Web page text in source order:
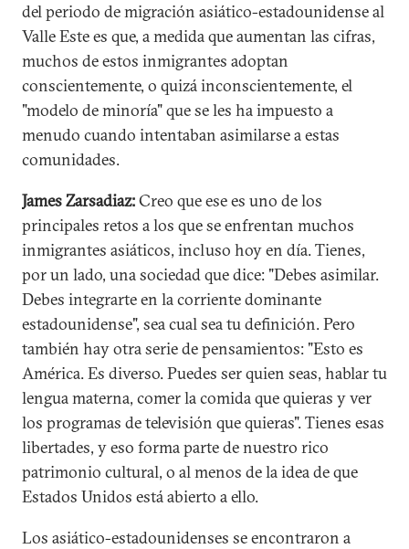
del periodo de migración asiático-estadounidense al
Valle Este es que, a medida que aumentan las cifras,
muchos de estos inmigrantes adoptan
conscientemente, o quizá inconscientemente, el
"modelo de minoría" que se les ha impuesto a
menudo cuando intentaban asimilarse a estas
comunidades.
James Zarsadiaz:Creo que ese es uno de los
principales retos a los que se enfrentan muchos
inmigrantes asiáticos, incluso hoy en día. Tienes,
por un lado, una sociedad que dice: "Debes asimilar.
Debes integrarte en la corriente dominante
estadounidense", sea cual sea tu definición. Pero
también hay otra serie de pensamientos: "Esto es
América. Es diverso. Puedes ser quien seas, hablar tu
lengua materna, comer la comida que quieras y ver
los programas de televisión que quieras". Tienes esas
libertades, y eso forma parte de nuestro rico
patrimonio cultural, o al menos de la idea de que
Estados Unidos está abierto a ello.
Los asiático-estadounidenses se encontraron a